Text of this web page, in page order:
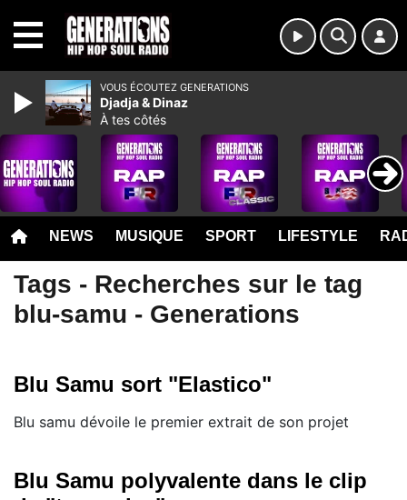
NEWS MUSIQUE SPORT LIFESTYLE
Tags - Recherches sur le tag
blu-samu - Generations
Blu Samu sort "Elastico"
Blu samu dévoile le premier extrait de son projet
Blu Samu polyvalente dans le clip
VOUS ÉCOUTEZ GENERATIONS
Djadja & Dinaz
À tes côtés